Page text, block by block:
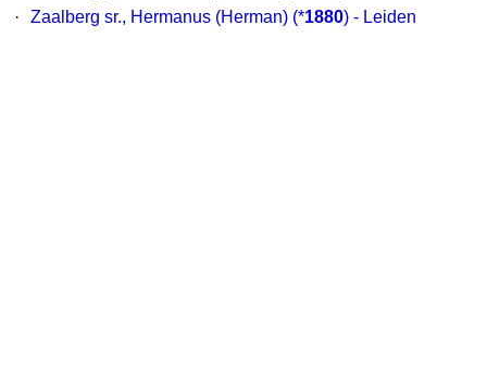
·
Zaalberg sr., Hermanus (Herman) (*1880) - Leiden